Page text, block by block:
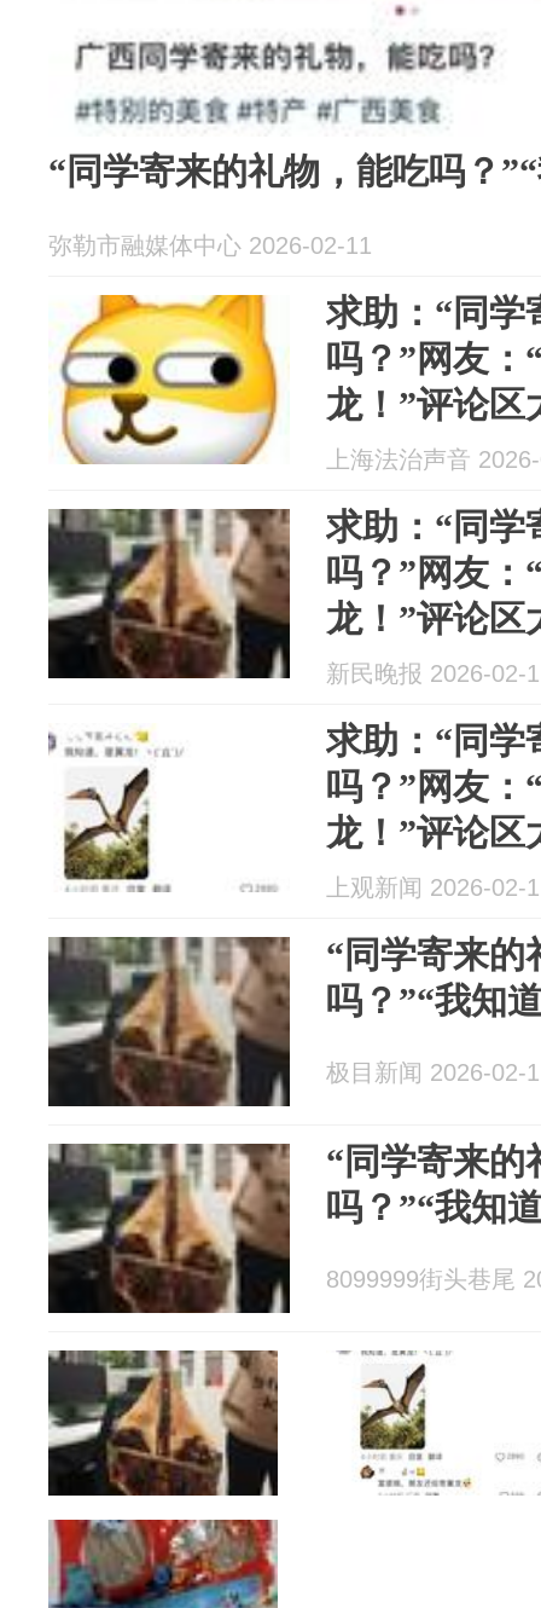
“同学寄来的礼物，能吃吗？
弥勒市融媒体中心 2026-02-11
求助：“同学
吗？”网友：
龙！”评论区
上海法治声音
求助：“同学
吗？”网友：
龙！”评论区
新民晚报 2026-02-
求助：“同学
吗？”网友：
龙！”评论区
上观新闻 2026-02-
“同学寄来的
吗？”“我知
极目新闻 2026-02-
“同学寄来的
吗？”“我知
8099999街头巷尾